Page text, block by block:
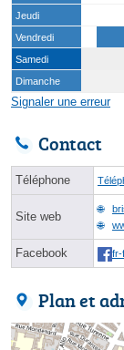
Jeudi
Vendredi
Samedi
Dimanche
Signaler une erreur
Contact
Téléphone
Site web
Facebook fr-
Plan et